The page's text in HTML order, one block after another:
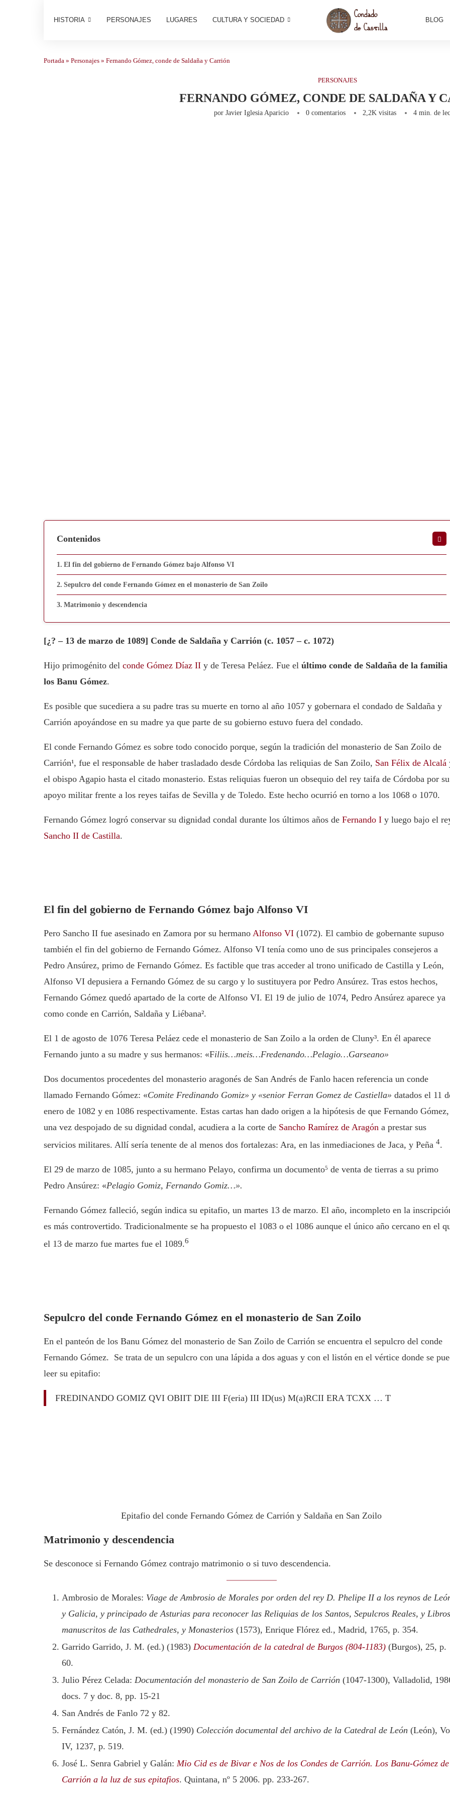
HISTORIA PERSONAJES LUGARES CULTURA Y SOCIEDAD BLOG
Portada » Personajes » Fernando Gómez, conde de Saldaña y Carrión
PERSONAJES
FERNANDO GÓMEZ, CONDE DE SALDAÑA Y
por Javier Iglesia Aparicio 0 comentarios 2,2Kvisitas 4 min. de
Contenidos
El fin del gobierno de Fernando Gómez bajo Alfonso VI
Sepulcro del conde Fernando Gómez en el monasterio de San Zoilo
Matrimonio y descendencia
[¿? – 13 de marzo de 1089] Conde de Saldaña y Carrión (c. 1057 – c. 1072)
Hijo primogénito del conde Gómez Díaz II y de Teresa Peláez. Fue el último conde de Saldaña de la familia
los Banu Gómez.
Es posible que sucediera a su padre tras su muerte en torno al año 1057 y gobernara el condado de Saldaña y
Carrión apoyándose en su madre ya que parte de su gobierno estuvo fuera del condado.
El conde Fernando Gómez es sobre todo conocido porque, según la tradición del monasterio de San Zoilo de
Carrión¹, fue el responsable de haber trasladado desde Córdoba las reliquias de San Zoilo, San Félix de Alcalá
el obispo Agapio hasta el citado monasterio. Estas reliquias fueron un obsequio del rey taifa de Córdoba por su
apoyo militar frente a los reyes taifas de Sevilla y de Toledo. Este hecho ocurrió en torno a los 1068 o 1070.
Fernando Gómez logró conservar su dignidad condal durante los últimos años de Fernando I y luego bajo el
Sancho II de Castilla.
El fin del gobierno de Fernando Gómez bajo Alfonso VI
Pero Sancho II fue asesinado en Zamora por su hermano Alfonso VI (1072). El cambio de gobernante supuso
también el fin del gobierno de Fernando Gómez. Alfonso VI tenía como uno de sus principales consejeros a
Pedro Ansúrez, primo de Fernando Gómez. Es factible que tras acceder al trono unificado de Castilla y León,
Alfonso VI depusiera a Fernando Gómez de su cargo y lo sustituyera por Pedro Ansúrez. Tras estos hechos,
Fernando Gómez quedó apartado de la corte de Alfonso VI. El 19 de julio de 1074, Pedro Ansúrez aparece ya
como conde en Carrión, Saldaña y Liébana².
El 1 de agosto de 1076 Teresa Peláez cede el monasterio de San Zoilo a la orden de Cluny³. En él aparece
Fernando junto a su madre y sus hermanos: «Filiis…meis…Fredenando…Pelagio…Garseano»
Dos documentos procedentes del monasterio aragonés de San Andrés de Fanlo hacen referencia un conde
llamado Fernando Gómez: «Comite Fredinando Gomiz» y «senior Ferran Gomez de Castiella» datados el 11
enero de 1082 y en 1086 respectivamente. Estas cartas han dado origen a la hipótesis de que Fernando Gómez,
una vez despojado de su dignidad condal, acudiera a la corte de Sancho Ramírez de Aragón a prestar sus
servicios militares. Allí sería tenente de al menos dos fortalezas: Ara, en las inmediaciones de Jaca, y Peña 4.
El 29 de marzo de 1085, junto a su hermano Pelayo, confirma un documento5 de venta de tierras a su primo
Pedro Ansúrez: «Pelagio Gomiz, Fernando Gomiz…».
Fernando Gómez falleció, según indica su epitafio, un martes 13 de marzo. El año, incompleto en la
es más controvertido. Tradicionalmente se ha propuesto el 1083 o el 1086 aunque el único año cercano en el
el 13 de marzo fue martes fue el 1089.6
Sepulcro del conde Fernando Gómez en el monasterio de San Zoilo
En el panteón de los Banu Gómez del monasterio de San Zoilo de Carrión se encuentra el sepulcro del conde
Fernando Gómez. Se trata de un sepulcro con una lápida a dos aguas y con el listón en el vértice donde se
leer su epitafio:
FREDINANDO GOMIZ QVI OBIIT DIE III F(eria) III ID(us) M(a)RCII ERA TCXX … T
Epitafio del conde Fernando Gómez de Carrión y Saldaña en San Zoilo
Matrimonio y descendencia
Se desconoce si Fernando Gómez contrajo matrimonio o si tuvo descendencia.
Ambrosio de Morales: Viage de Ambrosio de Morales por orden del rey D. Phelipe II a los reynos de
y Galicia, y principado de Asturias para reconocer las Reliquias de los Santos, Sepulcros Reales, y Libros
manuscritos de las Cathedrales, y Monasterios (1573), Enrique Flórez ed., Madrid, 1765, p. 354.
Garrido Garrido, J. M. (ed.) (1983) Documentación de la catedral de Burgos (804-1183) (Burgos), 25, p.
60.
Julio Pérez Celada: Documentación del monasterio de San Zoilo de Carrión (1047-1300), Valladolid,
docs. 7 y doc. 8, pp. 15-21
San Andrés de Fanlo 72 y 82.
Fernández Catón, J. M. (ed.) (1990) Colección documental del archivo de la Catedral de León (León),
IV, 1237, p. 519.
José L. Senra Gabriel y Galán: Mio Cid es de Bivar e Nos de los Condes de Carrión. Los Banu-Gómez de
Carrión a la luz de sus epitafios. Quintana, nº 5 2006. pp. 233-267.